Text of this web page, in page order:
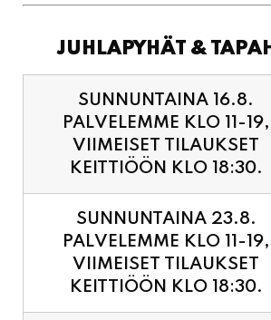
PALVELEMME KLO 11-19,
VIIMEISET TILAUKSET
KEITTIÖÖN KLO 18:30.
SUNNUNTAINA 23.8.
PALVELEMME KLO 11-19,
VIIMEISET TILAUKSET
KEITTIÖÖN KLO 18:30.
SUNNUNTAINA 30.8.
PALVELEMME KLO 11-19,
VIIMEISET TILAUKSET